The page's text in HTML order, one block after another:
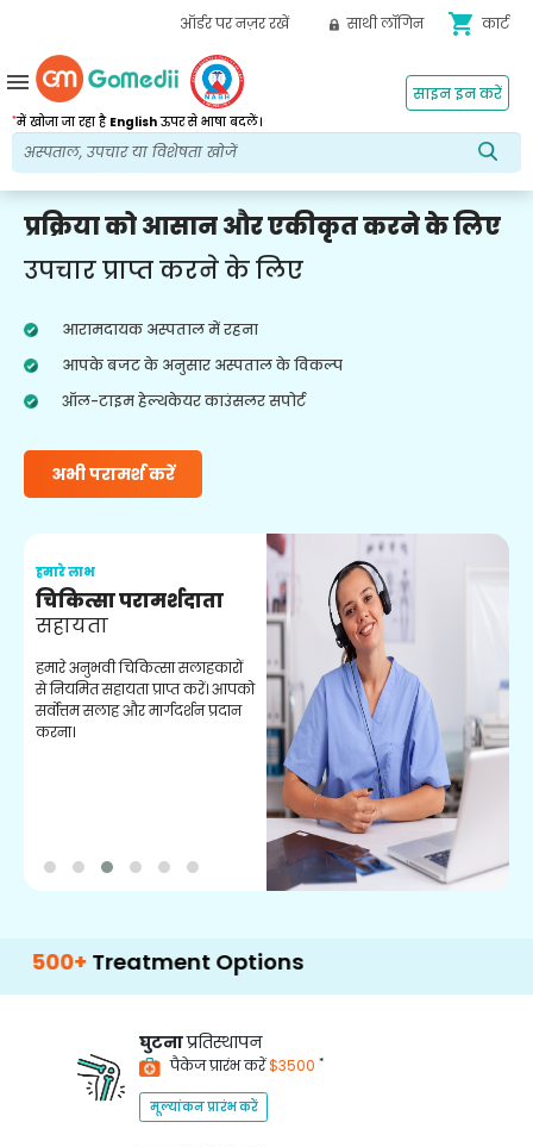
ऑर्डर पर नज़र रखें साथी लॉगिन shopping_cart कार्ट
*में खोजा जा रहा है Englishऊपर से भाषा बदलें।
साइन इन करें
menu
प्रक्रिया को आसान और एकीकृत करने के लिए
उपचार प्राप्त करने के लिए
आरामदायक अस्पताल में रहना
आपके बजट के अनुसार अस्पताल के विकल्प
ऑल-टाइम हेल्थकेयर काउंसलर सपोर्ट
अभी परामर्श करें
हमारे लाभ
चिकित्सा परामर्शदाता
सहायता
हमारे अनुभवी चिकित्सा सलाहकारों
से नियमित सहायता प्राप्त करें। आपको
सर्वोत्तम सलाह और मार्गदर्शन प्रदान
करना।
Treatment Options
घुटनाप्रतिस्थापन
पैकेज प्रारंभ करें$3500 *
मूल्यांकन प्रारंभ करें